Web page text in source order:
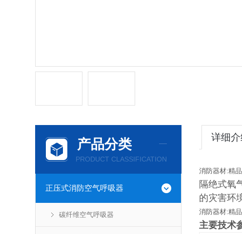
产品分类
PRODUCT CLASSIFICATION
正压式消防空气呼吸器
碳纤维空气呼吸器
详细
消防器材:精
隔绝式氧
的灾害环
消防器材:精
主要技术